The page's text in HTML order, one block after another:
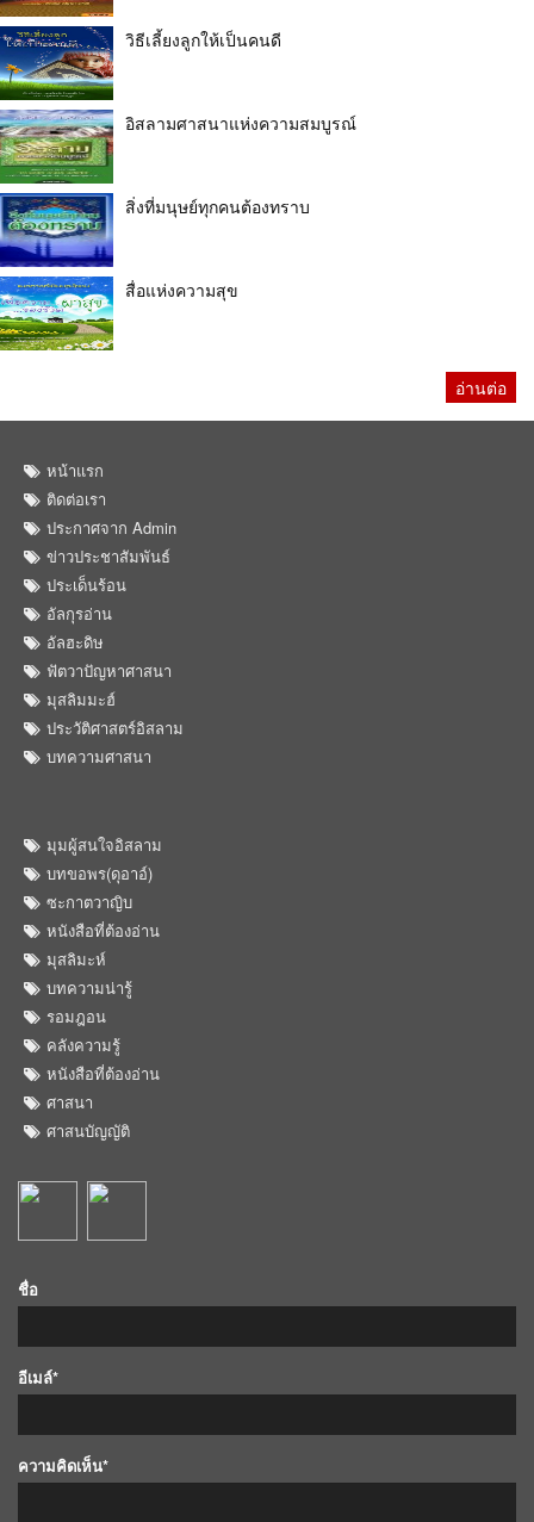
วิธีเลี้ยงลูกให้เป็นคนดี
อิสลามศาสนาแห่งความสมบูรณ์
สิ่งที่มนุษย์ทุกคนต้องทราบ
สื่อแห่งความสุข
อ่านต่อ
หน้าแรก
ติดต่อเรา
ประกาศจาก Admin
ข่าวประชาสัมพันธ์
ประเด็นร้อน
อัลกุรอ่าน
อัลฮะดิษ
ฟัตวาปัญหาศาสนา
มุสลิมมะฮ์
ประวัติศาสตร์อิสลาม
บทความศาสนา
มุมผู้สนใจอิสลาม
บทขอพร(ดุอาอ์)
ซะกาตวาญิบ
หนังสือที่ต้องอ่าน
มุสลิมะห์
บทความน่ารู้
รอมฎอน
คลังความรู้
หนังสือที่ต้องอ่าน
ศาสนา
ศาสนบัญญัติ
ชื่อ
อีเมล์*
ความคิดเห็น*